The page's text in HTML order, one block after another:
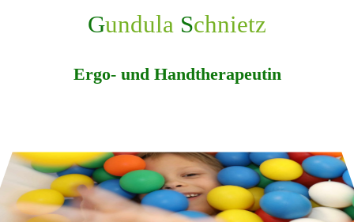
Gundula Schnietz
Ergo- und Handtherapeutin